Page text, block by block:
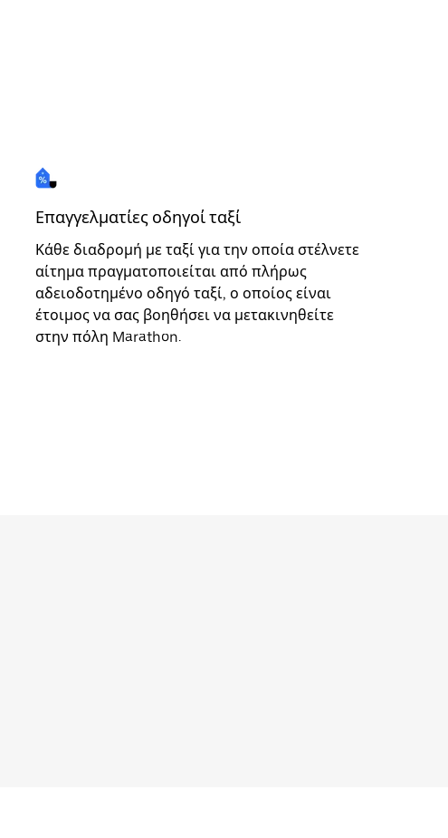
Επαγγελματίες οδηγοί ταξί
Κάθε διαδρομή με ταξί για την οποία στέλνετε
αίτημα πραγματοποιείται από πλήρως
αδειοδοτημένο οδηγό ταξί, ο οποίος είναι
έτοιμος να σας βοηθήσει να μετακινηθείτε
στην πόλη Marathon.